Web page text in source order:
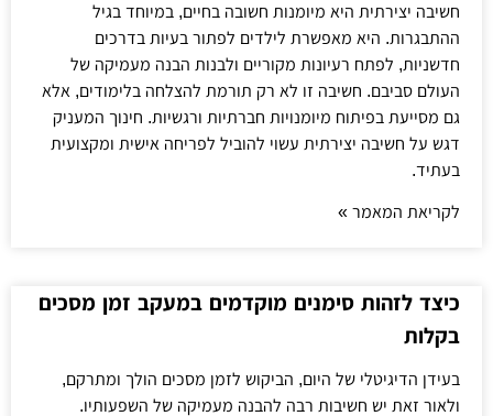
חשיבה יצירתית היא מיומנות חשובה בחיים, במיוחד בגיל
ההתבגרות. היא מאפשרת לילדים לפתור בעיות בדרכים
חדשניות, לפתח רעיונות מקוריים ולבנות הבנה מעמיקה של
העולם סביבם. חשיבה זו לא רק תורמת להצלחה בלימודים, אלא
גם מסייעת בפיתוח מיומנויות חברתיות ורגשיות. חינוך המעניק
דגש על חשיבה יצירתית עשוי להוביל לפריחה אישית ומקצועית
בעתיד.
לקריאת המאמר »
כיצד לזהות סימנים מוקדמים במעקב זמן מסכים
בקלות
בעידן הדיגיטלי של היום, הביקוש לזמן מסכים הולך ומתרקם,
ולאור זאת יש חשיבות רבה להבנה מעמיקה של השפעותיו.